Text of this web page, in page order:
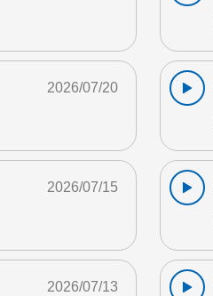
2026/07/20
2026/07/15
2026/07/13